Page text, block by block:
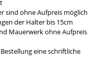
sind ohne Aufpreis möglich
der Halter bis 15cm
Mauerwerk ohne Aufpreis
eine schriftliche